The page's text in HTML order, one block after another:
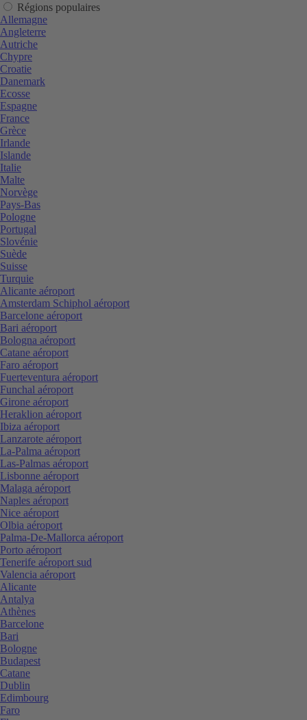
Régions populaires
Allemagne
Angleterre
Autriche
Chypre
Croatie
Danemark
Ecosse
Espagne
France
Grèce
Irlande
Islande
Italie
Malte
Norvège
Pays-Bas
Pologne
Portugal
Slovénie
Suède
Suisse
Turquie
Alicante aéroport
Amsterdam Schiphol aéroport
Barcelone aéroport
Bari aéroport
Bologna aéroport
Catane aéroport
Faro aéroport
Fuerteventura aéroport
Funchal aéroport
Girone aéroport
Heraklion aéroport
Ibiza aéroport
Lanzarote aéroport
La-Palma aéroport
Las-Palmas aéroport
Lisbonne aéroport
Malaga aéroport
Naples aéroport
Nice aéroport
Olbia aéroport
Palma-De-Mallorca aéroport
Porto aéroport
Tenerife aéroport sud
Valencia aéroport
Alicante
Antalya
Athènes
Barcelone
Bari
Bologne
Budapest
Catane
Dublin
Edimbourg
Faro